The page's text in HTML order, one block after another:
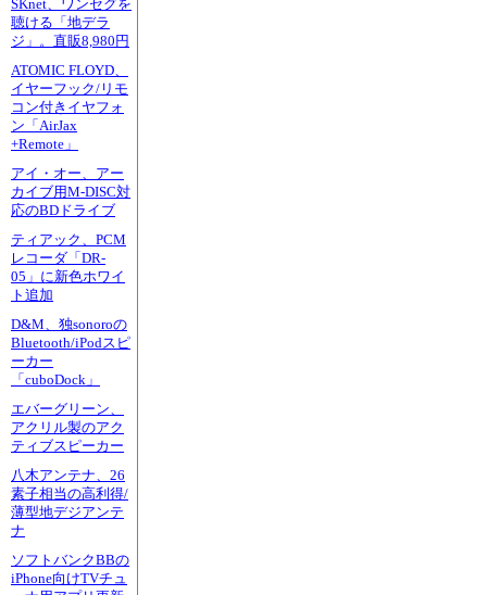
SKnet、ワンセグを
聴ける「地デラ
ジ」。直販8,980円
ATOMIC FLOYD、
イヤーフック/リモ
コン付きイヤフォ
ン「AirJax
+Remote」
アイ・オー、アー
カイブ用M-DISC対
応のBDドライブ
ティアック、PCM
レコーダ「DR-
05」に新色ホワイ
ト追加
D&M、独sonoroの
Bluetooth/iPodスピ
ーカー
「cuboDock」
エバーグリーン、
アクリル製のアク
ティブスピーカー
八木アンテナ、26
素子相当の高利得/
薄型地デジアンテ
ナ
ソフトバンクBBの
iPhone向けTVチュ